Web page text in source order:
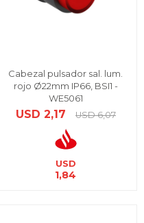
Cabezal pulsador sal. lum.
rojo Ø22mm IP66, BSI1 -
WE5061
USD 2,17 USD 6,07
USD
1,84